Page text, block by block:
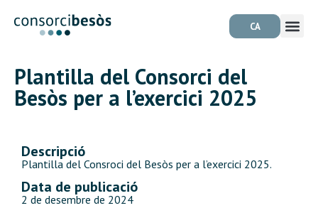
CA
Plantilla del Consorci del
Besòs per a l’exercici 2025
Descripció
Plantilla del Consroci del Besòs per a l’exercici 2025.
Data de publicació
2 de desembre de 2024